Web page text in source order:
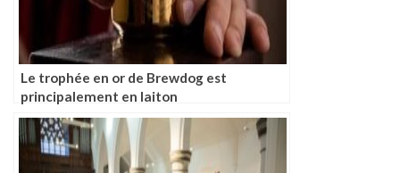
Le trophée en or de Brewdog est
principalement en laiton